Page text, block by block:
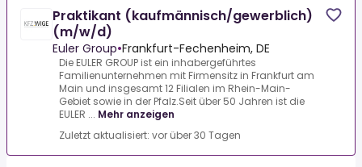
Praktikant (kaufmännisch/gewerblich)
(m/w/d)
Euler Group•Frankfurt-Fechenheim, DE
Die EULER GROUP ist ein inhabergeführtes
Familienunternehmen mit Firmensitz in Frankfurt am
Main und insgesamt 12 Filialen im Rhein-Main-
Gebiet sowie in der Pfalz.Seit über 50 Jahren ist die
EULER ... Mehr anzeigen
Zuletzt aktualisiert: vor über 30 Tagen